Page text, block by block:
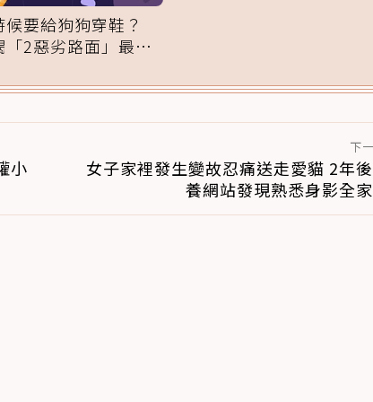
候要給狗狗穿鞋？
「2惡劣路面」最傷
小
下
女子家裡發生變故忍痛送走愛貓 2年
養網站發現熟悉身影全